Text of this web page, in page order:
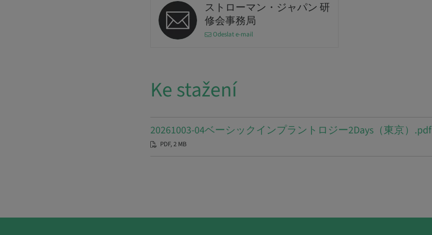
ストローマン・ジャパン 研
修会事務局
Odeslat e-mail
Ke stažení
20261003-04ベーシックインプラントロジー2Days（東京）.pdf
PDF, 2 MB